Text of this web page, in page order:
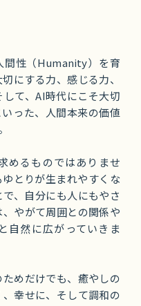
った、人間本来の価値
めるものではありませ
とりが生まれやすくな
、自分にも人にもやさ
やがて周囲との関係や
自然に広がっていきま
めだけでも、癒やしの
幸せに、そして調和の